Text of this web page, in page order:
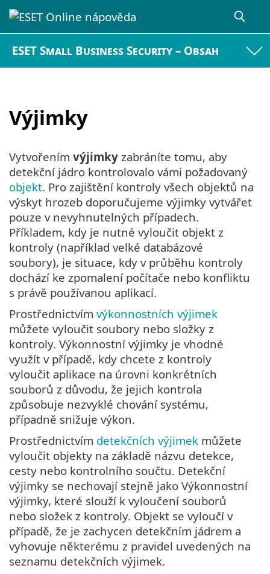
ESET Small Business Security – Obsah
Výjimky
Vytvořením výjimky zabráníte tomu, aby
detekční jádro kontrolovalo vámi požadovaný
objekt. Pro zajištění kontroly všech objektů na
výskyt hrozeb doporučujeme výjimky vytvářet
pouze v nevyhnutelných případech.
Příkladem, kdy je nutné vyloučit objekt z
kontroly (například velké databázové
soubory), je situace, kdy v průběhu kontroly
dochází ke zpomalení počítače nebo konfliktu
s právě používanou aplikací.
Prostřednictvím výkonnostních výjimek
můžete vyloučit soubory nebo složky z
kontroly. Výkonnostní výjimky je vhodné
využít v případě, kdy chcete z kontroly
vyloučit aplikace na úrovni konkrétních
souborů z důvodu, že jejich kontrola
způsobuje nezvyklé chování systému,
případně snižuje výkon.
Prostřednictvím detekčních výjimek můžete
vyloučit objekty na základě názvu detekce,
cesty nebo kontrolního součtu. Detekční
výjimky se nechovají stejně jako Výkonnostní
výjimky, které slouží k vyloučení souborů
nebo složek z kontroly. Objekt se vyloučí v
případě, že je zachycen detekčním jádrem a
vyhovuje některému z pravidel uvedených na
seznamu detekčních výjimek.